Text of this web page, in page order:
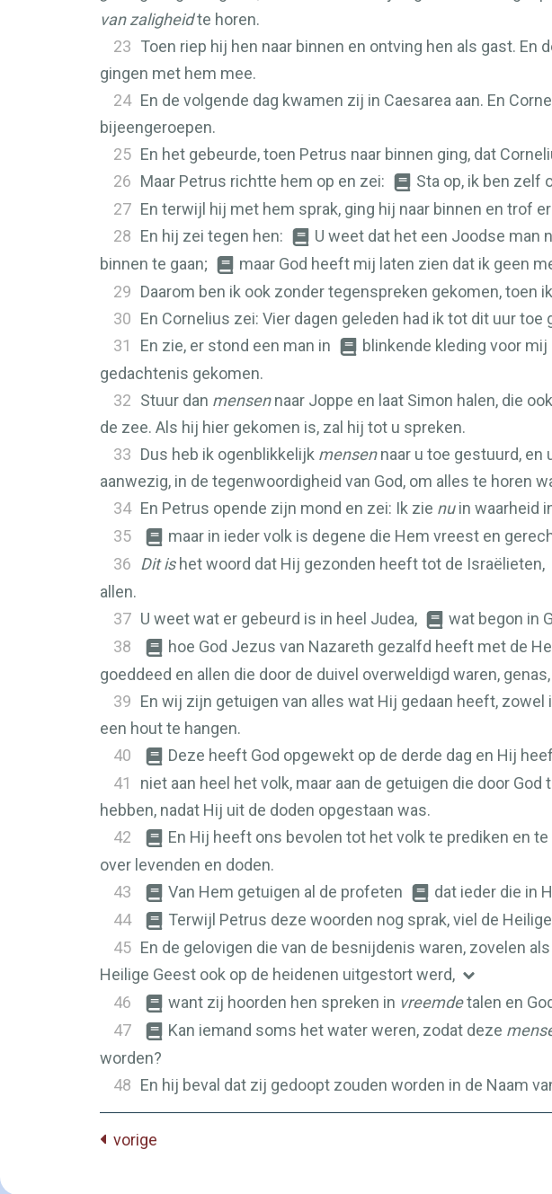
van zaligheidte horen.
23 Toen riep hij hen naar binnen en ontving hen als gast.
gingen met hem mee.
24 En de volgende dag kwamen zij in Caesarea aan. En
bijeengeroepen.
25 En het gebeurde, toen Petrus naar binnen ging, dat
26 Maar Petrus richtte hem op en zei: Sta op, ik ben zelf
27 En terwijl hij met hem sprak, ging hij naar binnen en trof
28 En hij zei tegen hen:
U weet dat het een Joodse man
binnen te gaan;
maar God heeft mij laten zien dat ik geen
29 Daarom ben ik ook zonder tegenspreken gekomen, toen
30 En Cornelius zei: Vier dagen geleden had ik tot dit uur
31
En zie, er stond een man in
blinkende kleding voor
gedachtenis gekomen.
32 Stuur dan mensennaar Joppe en laat Simon halen, die
de zee. Als hij hier gekomen is, zal hij tot u spreken.
33 Dus heb ik ogenblikkelijk mensennaar u toe gestuurd, en
aanwezig, in de tegenwoordigheid van God, om alles te horen
34 En Petrus opende zijn mond en zei: Ik zie nuin waarheid
35
maar in ieder volk is degene die Hem vreest en
36
Dit ishet woord dat Hij gezonden heeft tot de Israëlieten,
allen.
37 U weet wat er gebeurd is in heel Judea,
wat begon in
38
hoe God Jezus van Nazareth gezalfd heeft met de
goeddeed en allen die door de duivel overweldigd waren,
39 En wij zijn getuigen van alles wat Hij gedaan heeft,
een hout te hangen.
40
Deze heeft God opgewekt op de derde dag en Hij
41
niet aan heel het volk, maar aan de getuigen die door
hebben, nadat Hij uit de doden opgestaan was.
42
En Hij heeft ons bevolen tot het volk te prediken en
over levenden en doden.
43
Van Hem getuigen al de profeten
dat ieder die in
44
Terwijl Petrus deze woorden nog sprak, viel de
45 En de gelovigen die van de besnijdenis waren, zovelen
Heilige Geest ook op de heidenen uitgestort werd,
46
want zij hoorden hen spreken in vreemdetalen en
47
Kan iemand soms het water weren, zodat deze
worden?
48 En hij beval dat zij gedoopt zouden worden in de Naam
vorige